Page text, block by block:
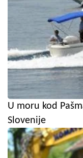
U moru kod
Slovenije